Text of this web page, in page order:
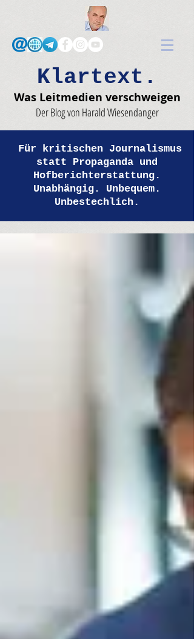
Klartext.
Was Leitmedien verschweigen
Der Blog von Harald Wiesendanger
Für kritischen Journalismus
statt Propaganda und
Hofberichterstattung.
Unabhängig. Unbequem.
Unbestechlich.